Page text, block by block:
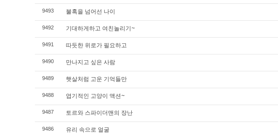
9493 불혹을 넘어선 나이
9492 기대하게하고 여친놀리기~
9491 따듯한 위로가 필요하고
9490 만나지고 싶은 사람
9489 햇살처럼 고운 기억들만
9488 엽기적인 고양이 액션~
9487 토르와 스파이더맨의 장난
9486 유리 속으로 얼굴